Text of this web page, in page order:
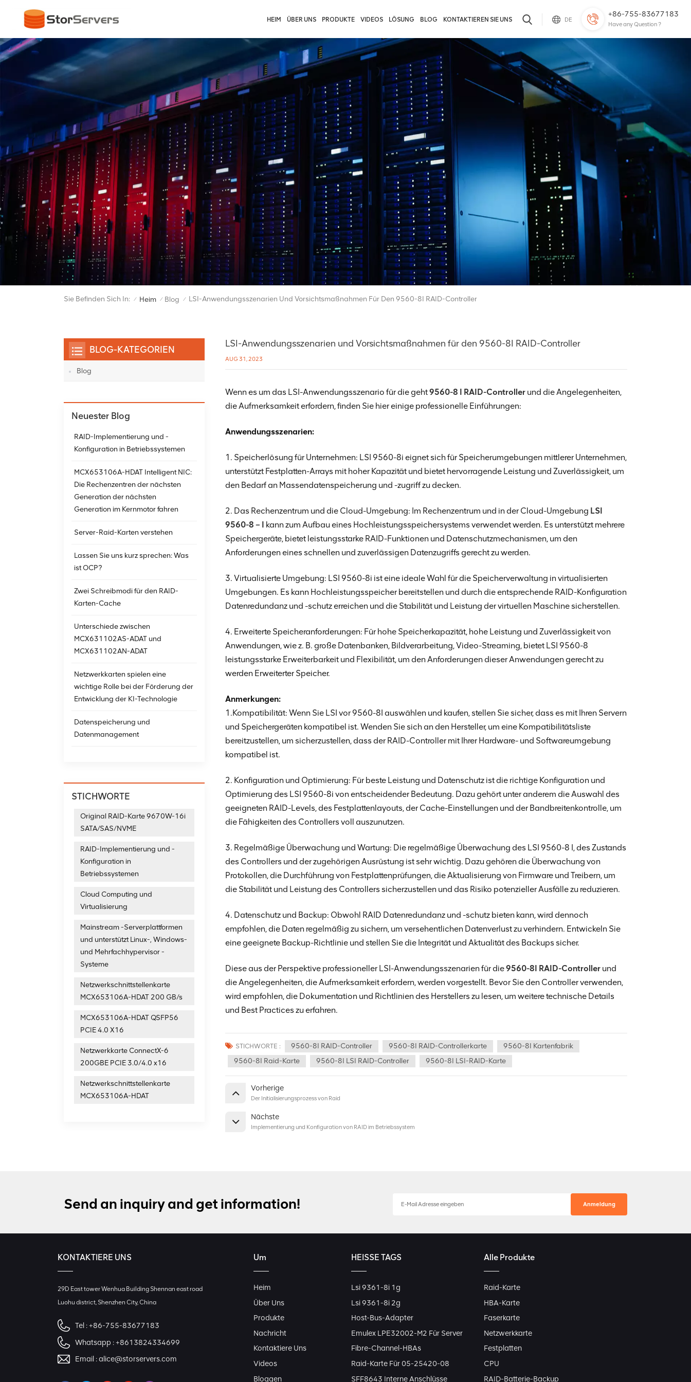
+86-755-83677183
Have any Question ?
DE
HEIM ÜBER UNS PRODUKTE VIDEOS LÖSUNG BLOG KONTAKTIEREN SIE UNS
Sie Befinden Sich In: / Heim / Blog / LSI-Anwendungsszenarien Und Vorsichtsmaßnahmen Für Den 9560-8I RAID-Controller
LSI-Anwendungsszenarien und Vorsichtsmaßnahmen für den 9560-8I RAID-Controller
AUG 31, 2023
Wenn es um das LSI-Anwendungsszenario für die geht9560-8 I RAID-Controller und die Angelegenheiten,
die Aufmerksamkeit erfordern, finden Sie hier einige professionelle Einführungen:
Anwendungsszenarien:
1. Speicherlösung für Unternehmen: LSI 9560-8i eignet sich für Speicherumgebungen mittlerer Unternehmen,
unterstützt Festplatten-Arrays mit hoher Kapazität und bietet hervorragende Leistung und Zuverlässigkeit, um
den Bedarf an Massendatenspeicherung und -zugriff zu decken.
2. Das Rechenzentrum und die Cloud-Umgebung: Im Rechenzentrum und in der Cloud-Umgebung LSI
9560-8 – I kann zum Aufbau eines Hochleistungsspeichersystems verwendet werden. Es unterstützt mehrere
Speichergeräte, bietet leistungsstarke RAID-Funktionen und Datenschutzmechanismen, um den
Anforderungen eines schnellen und zuverlässigen Datenzugriffs gerecht zu werden.
3. Virtualisierte Umgebung: LSI 9560-8i ist eine ideale Wahl für die Speicherverwaltung in virtualisierten
Umgebungen. Es kann Hochleistungsspeicher bereitstellen und durch die entsprechende RAID-Konfiguration
Datenredundanz und -schutz erreichen und die Stabilität und Leistung der virtuellen Maschine sicherstellen.
4. Erweiterte Speicheranforderungen: Für hohe Speicherkapazität, hohe Leistung und Zuverlässigkeit von
Anwendungen, wie z. B. große Datenbanken, Bildverarbeitung, Video-Streaming, bietet LSI 9560-8
leistungsstarke Erweiterbarkeit und Flexibilität, um den Anforderungen dieser Anwendungen gerecht zu
werden Erweiterter Speicher.
Anmerkungen:
1.Kompatibilität: Wenn Sie LSI vor 9560-8I auswählen und kaufen, stellen Sie sicher, dass es mit Ihren Servern
und Speichergeräten kompatibel ist. Wenden Sie sich an den Hersteller, um eine Kompatibilitätsliste
bereitzustellen, um sicherzustellen, dass der RAID-Controller mit Ihrer Hardware- und Softwareumgebung
kompatibel ist.
2. Konfiguration und Optimierung: Für beste Leistung und Datenschutz ist die richtige Konfiguration und
Optimierung des LSI 9560-8i von entscheidender Bedeutung. Dazu gehört unter anderem die Auswahl des
geeigneten RAID-Levels, des Festplattenlayouts, der Cache-Einstellungen und der Bandbreitenkontrolle, um
die Fähigkeiten des Controllers voll auszunutzen.
3. Regelmäßige Überwachung und Wartung: Die regelmäßige Überwachung des LSI 9560-8 I, des Zustands
des Controllers und der zugehörigen Ausrüstung ist sehr wichtig. Dazu gehören die Überwachung von
Protokollen, die Durchführung von Festplattenprüfungen, die Aktualisierung von Firmware und Treibern, um
die Stabilität und Leistung des Controllers sicherzustellen und das Risiko potenzieller Ausfälle zu reduzieren.
4. Datenschutz und Backup: Obwohl RAID Datenredundanz und -schutz bieten kann, wird dennoch
empfohlen, die Daten regelmäßig zu sichern, um versehentlichen Datenverlust zu verhindern. Entwickeln Sie
eine geeignete Backup-Richtlinie und stellen Sie die Integrität und Aktualität des Backups sicher.
Diese aus der Perspektive professioneller LSI-Anwendungsszenarien für die9560-8I RAID-Controller und
die Angelegenheiten, die Aufmerksamkeit erfordern, werden vorgestellt. Bevor Sie den Controller verwenden,
wird empfohlen, die Dokumentation und Richtlinien des Herstellers zu lesen, um weitere technische Details
und Best Practices zu erfahren.
STICHWORTE : 9560-8I RAID-Controller 9560-8I RAID-Controllerkarte
9560-8I Kartenfabrik
9560-8I Raid-Karte
9560-8I LSI RAID-Controller 9560-8I LSI-RAID-Karte
Vorherige
Der Initialisierungsprozess von Raid
Nächste
Implementierung und Konfiguration von RAID im Betriebssystem
BLOG-KATEGORIEN
Blog
Neuester Blog
RAID-Implementierung und -
Konfiguration in Betriebssystemen
MCX653106A-HDAT Intelligent NIC:
Die Rechenzentren der nächsten
Generation der nächsten
Generation im Kernmotor fahren
Server-Raid-Karten verstehen
Lassen Sie uns kurz sprechen: Was
ist OCP?
Zwei Schreibmodi für den RAID-
Karten-Cache
Unterschiede zwischen
MCX631102AS-ADAT und
MCX631102AN-ADAT
Netzwerkkarten spielen eine
wichtige Rolle bei der Förderung der
Entwicklung der KI-Technologie
Datenspeicherung und
Datenmanagement
STICHWORTE
Original RAID-Karte 9670W-16i
SATA/SAS/NVME
RAID-Implementierung und -
Konfiguration in
Betriebssystemen
Cloud Computing und
Virtualisierung
Mainstream -Serverplattformen
und unterstützt Linux-, Windows-
und Mehrfachhypervisor -
Systeme
Netzwerkschnittstellenkarte
MCX653106A-HDAT 200 GB/s
MCX653106A-HDAT QSFP56
PCIE 4.0 X16
Netzwerkkarte ConnectX-6
200GBE PCIE 3.0/4.0 x16
Netzwerkschnittstellenkarte
MCX653106A-HDAT
Send an inquiry and get information!
KONTAKTIERE UNS
29D East tower Wenhua Building Shennan east road
Luohu district, Shenzhen City, China
Tel :+86-755-83677183
Whatsapp :+8613824334699
Email :alice@storservers.com
Um
Heim
Über Uns
Produkte
Nachricht
Kontaktiere Uns
Videos
Bloggen
HEISSE TAGS
Lsi 9361-8i 1g
Lsi 9361-8i 2g
Host-Bus-Adapter
Emulex LPE32002-M2 Für Server
Fibre-Channel-HBAs
Raid-Karte Für 05-25420-08
SFF8643 Interne Anschlüsse
Alle Produkte
Raid-Karte
HBA-Karte
Faserkarte
Netzwerkkarte
Festplatten
CPU
RAID-Batterie-Backup